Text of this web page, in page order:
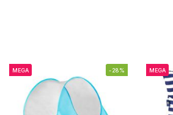
MEGA -28% MEGA